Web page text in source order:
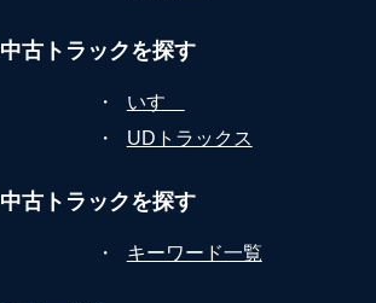
中古トラックを探す
・
いすゞ
・ UDトラックス
中古トラックを探す
・ キーワード一覧